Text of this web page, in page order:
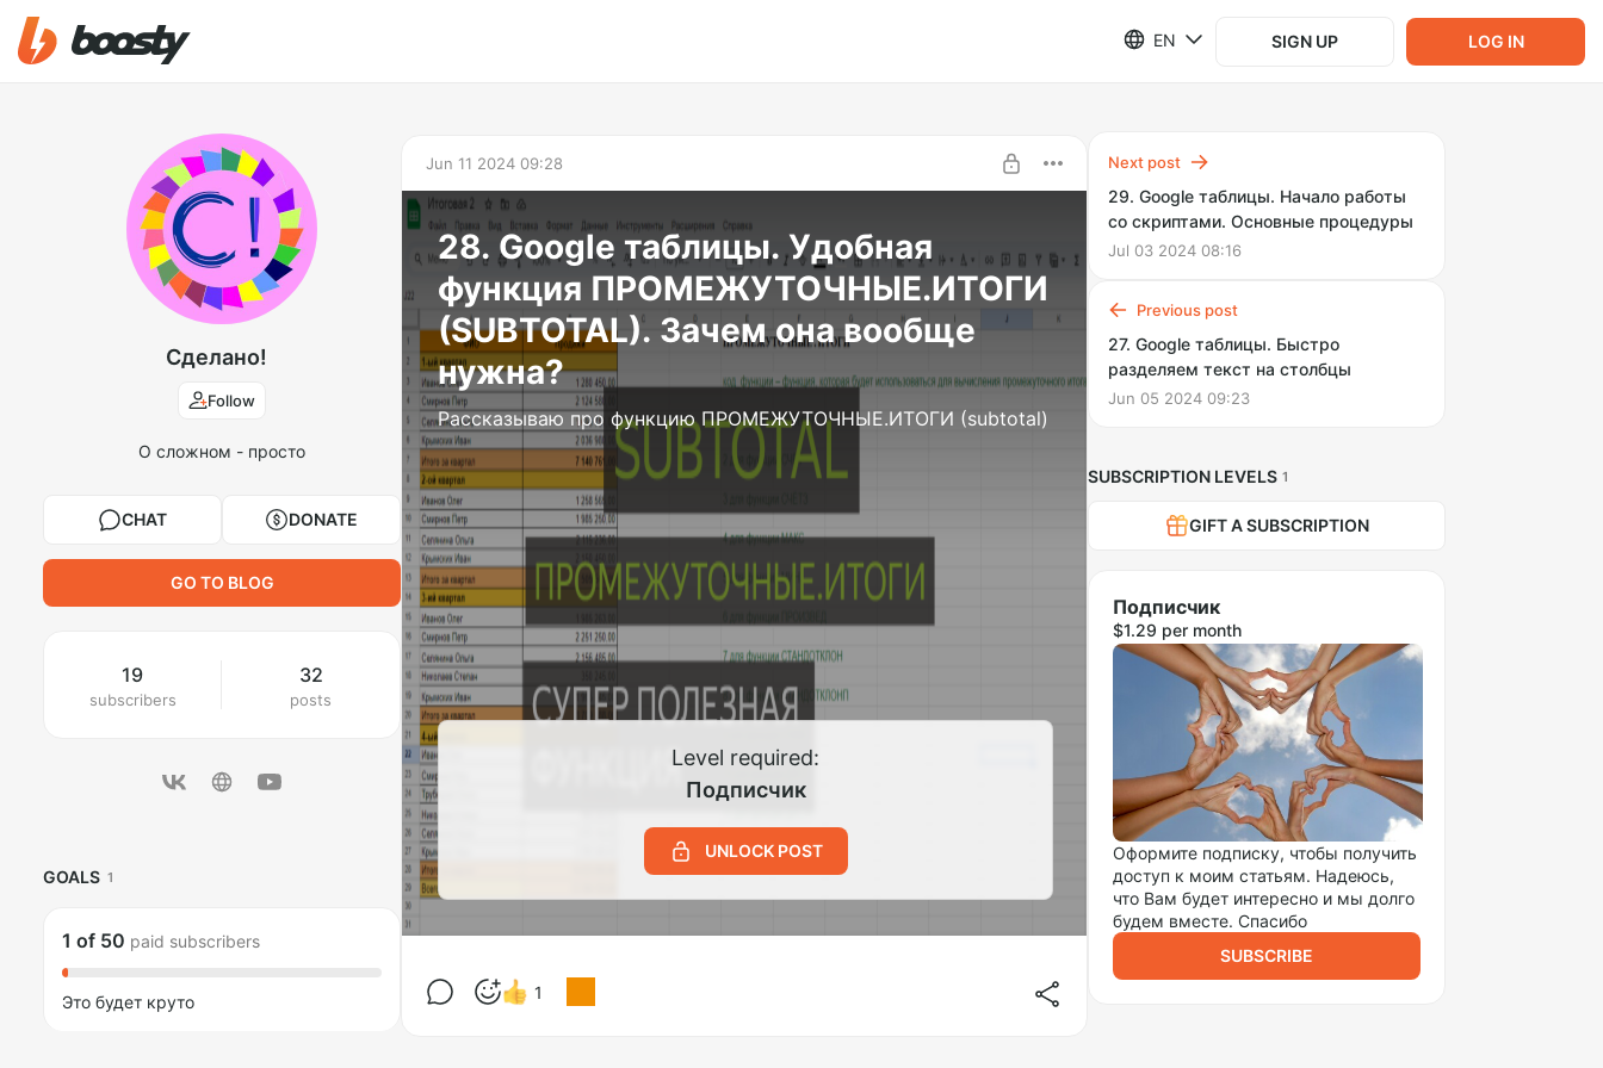
EN SIGN UP LOG IN
Сделано!
Follow
О сложном - просто
CHAT DONATE
GO TO BLOG
19
subscribers
32
posts
GOALS 1
1 of 50 paid subscribers
Это будет круто
Jun 11 2024 09:28
28. Google таблицы. Удобная
функция ПРОМЕЖУТОЧНЫЕ.ИТОГИ
(SUBTOTAL). Зачем она вообще
нужна?
Рассказываю про функцию ПРОМЕЖУТОЧНЫЕ.ИТОГИ (subtotal)
Level required:
Подписчик
UNLOCK POST
1
Next post
29. Google таблицы. Начало работы
со скриптами. Основные процедуры
Jul 03 2024 08:16
Previous post
27. Google таблицы. Быстро
разделяем текст на столбцы
Jun 05 2024 09:23
SUBSCRIPTION LEVELS 1
GIFT A SUBSCRIPTION
Подписчик
$1.29 per month
Оформите подписку, чтобы получить
доступ к моим статьям. Надеюсь,
что Вам будет интересно и мы долго
будем вместе. Спасибо
SUBSCRIBE